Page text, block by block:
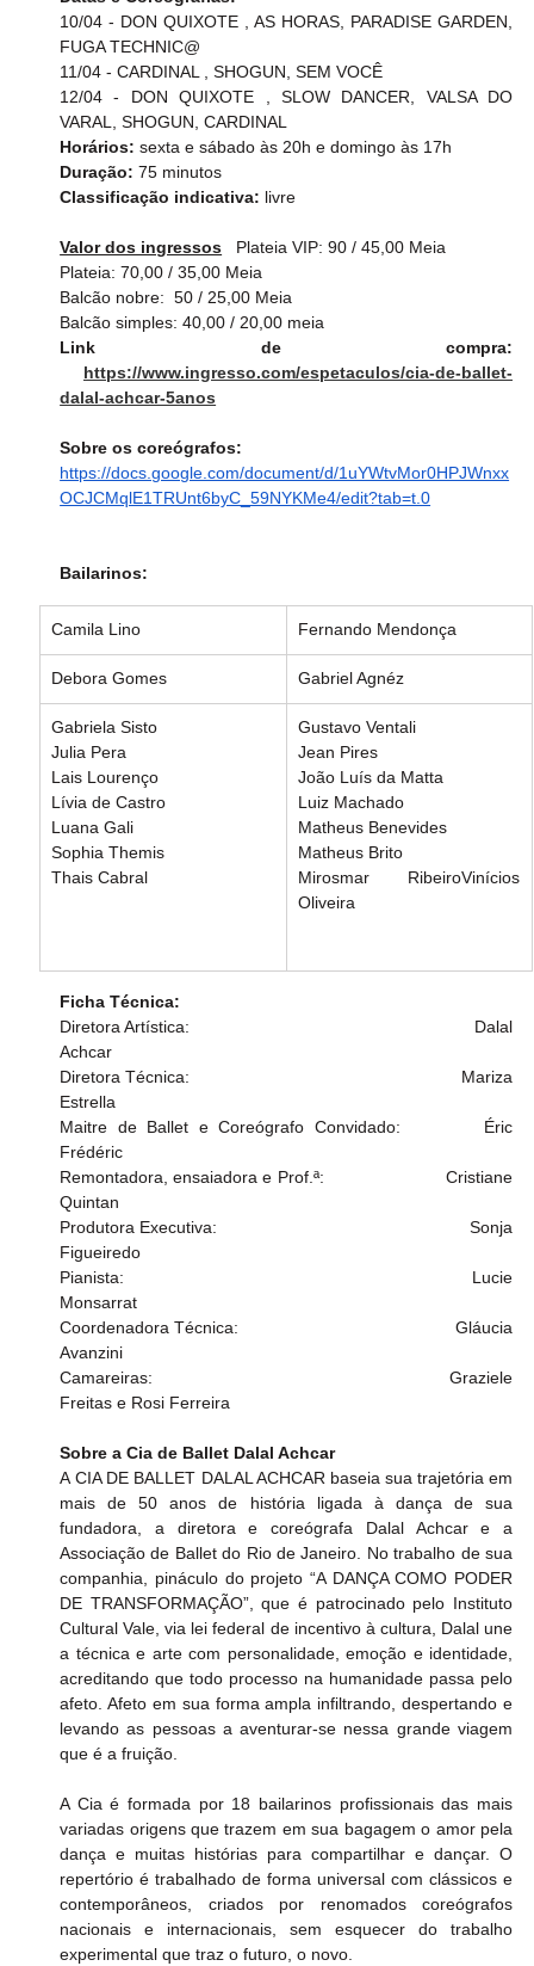
10/04 - DON QUIXOTE , AS HORAS, PARADISE GARDEN,
FUGA TECHNIC@
11/04 - CARDINAL , SHOGUN, SEM VOCÊ
12/04 - DON QUIXOTE , SLOW DANCER, VALSA DO
VARAL, SHOGUN, CARDINAL
Horários: sexta e sábado às 20h e domingo às 17h
Duração: 75 minutos
Classificação indicativa: livre
Valor dos ingressos
Plateia VIP: 90 / 45,00 Meia
Plateia: 70,00 / 35,00 Meia
Balcão nobre:  50 / 25,00 Meia
Balcão simples: 40,00 / 20,00 meia
Link de compra:
https://www.ingresso.com/espetaculos/cia-de-ballet-
dalal-achcar-5anos
Sobre os coreógrafos:
https://docs.google.com/document/d/1uYWtvMor0HPJWnxx
OCJCMqlE1TRUnt6byC_59NYKMe4/edit?tab=t.0
Bailarinos:
Camila Lino Fernando Mendonça
Debora Gomes Gabriel Agnéz
Gabriela Sisto
Julia Pera
Lais Lourenço
Lívia de Castro
Luana Gali
Sophia Themis
Thais Cabral
Gustavo Ventali
Jean Pires
João Luís da Matta
Luiz Machado
Matheus Benevides
Matheus Brito
Mirosmar RibeiroVinícios
Oliveira
Ficha Técnica:
Diretora Artística:                                                       Dalal
Achcar
Diretora Técnica:                                          		Mariza
Estrella
Maitre de Ballet e Coreógrafo Convidado: 		Éric
Frédéric
Remontadora, ensaiadora e Prof.ª:                        	Cristiane
Quintan
Produtora Executiva:                                                 Sonja
Figueiredo
Pianista:                                                        		Lucie
Monsarrat
Coordenadora Técnica:                              		Gláucia
Avanzini
Camareiras:                                                		Graziele
Freitas e Rosi Ferreira
Sobre a Cia de Ballet Dalal Achcar
A CIA DE BALLET DALAL ACHCAR baseia sua trajetória em
mais de 50 anos de história ligada à dança de sua
fundadora, a diretora e coreógrafa Dalal Achcar e a
Associação de Ballet do Rio de Janeiro. No trabalho de sua
companhia, pináculo do projeto “A DANÇA COMO PODER
DE TRANSFORMAÇÃO”, que é patrocinado pelo Instituto
Cultural Vale, via lei federal de incentivo à cultura, Dalal une
a técnica e arte com personalidade, emoção e identidade,
acreditando que todo processo na humanidade passa pelo
afeto. Afeto em sua forma ampla infiltrando, despertando e
levando as pessoas a aventurar-se nessa grande viagem
que é a fruição.
A Cia é formada por 18 bailarinos profissionais das mais
variadas origens que trazem em sua bagagem o amor pela
dança e muitas histórias para compartilhar e dançar. O
repertório é trabalhado de forma universal com clássicos e
contemporâneos, criados por renomados coreógrafos
nacionais e internacionais, sem esquecer do trabalho
experimental que traz o futuro, o novo.